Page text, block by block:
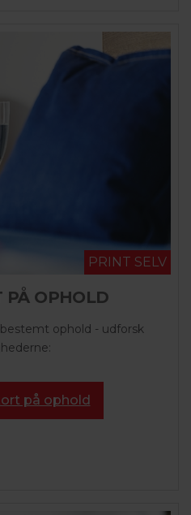
PRINT SELV
PÅ OPHOLD
ophold - udforsk
på ophold